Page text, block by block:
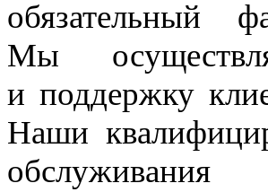
обязательный
Мы
и поддержку
Наши
обслуживания